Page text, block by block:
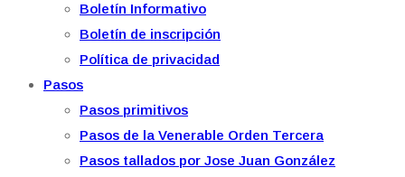
Boletín Informativo
Boletín de inscripción
Política de privacidad
Pasos
Pasos primitivos
Pasos de la Venerable Orden Tercera
Pasos tallados por Jose Juan González